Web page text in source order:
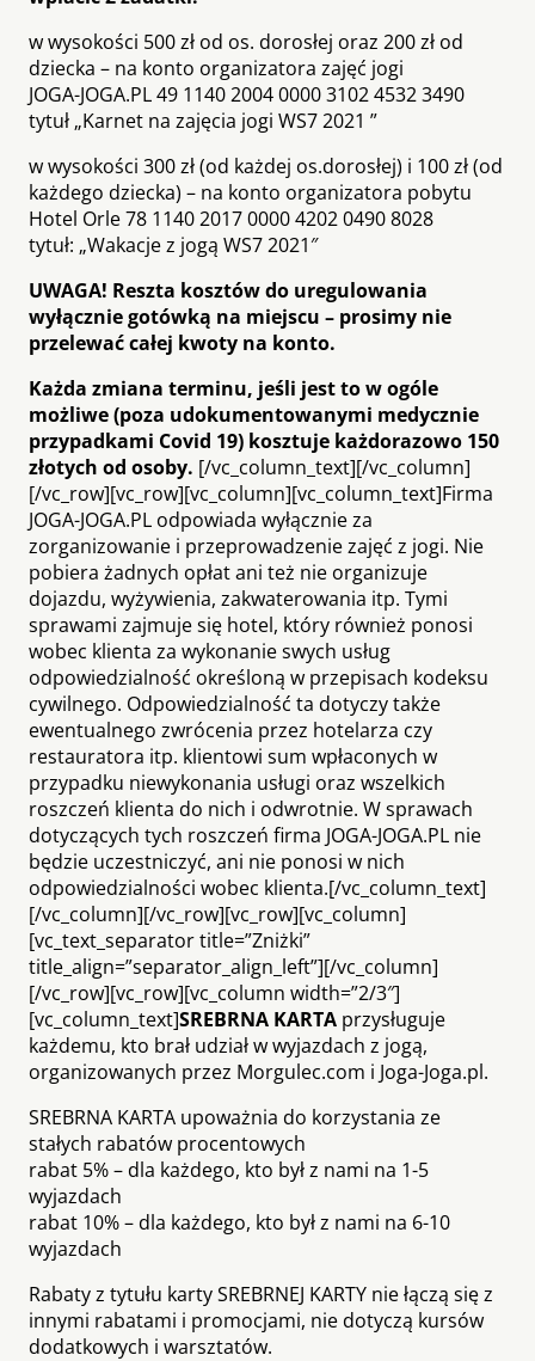
w wysokości 500 zł od os. dorosłej oraz 200 zł od
dziecka – na konto organizatora zajęć jogi
JOGA-JOGA.PL 49 1140 2004 0000 3102 4532 3490
tytuł „Karnet na zajęcia jogi WS7 2021 ”
w wysokości 300 zł (od każdej os.dorosłej) i 100 zł (od
każdego dziecka) – na konto organizatora pobytu
Hotel Orle 78 1140 2017 0000 4202 0490 8028
tytuł: „Wakacje z jogą WS7 2021″
UWAGA! Reszta kosztów do uregulowania
wyłącznie gotówką na miejscu – prosimy nie
przelewać całej kwoty na konto.
Każda zmiana terminu, jeśli jest to w ogóle
możliwe (poza udokumentowanymi medycznie
przypadkami Covid 19) kosztuje każdorazowo 150
złotych od osoby. [/vc_column_text][/vc_column]
[/vc_row][vc_row][vc_column][vc_column_text]Firma
JOGA-JOGA.PL odpowiada wyłącznie za
zorganizowanie i przeprowadzenie zajęć z jogi. Nie
pobiera żadnych opłat ani też nie organizuje
dojazdu, wyżywienia, zakwaterowania itp. Tymi
sprawami zajmuje się hotel, który również ponosi
wobec klienta za wykonanie swych usług
odpowiedzialność określoną w przepisach kodeksu
cywilnego. Odpowiedzialność ta dotyczy także
ewentualnego zwrócenia przez hotelarza czy
restauratora itp. klientowi sum wpłaconych w
przypadku niewykonania usługi oraz wszelkich
roszczeń klienta do nich i odwrotnie. W sprawach
dotyczących tych roszczeń firma JOGA-JOGA.PL nie
będzie uczestniczyć, ani nie ponosi w nich
odpowiedzialności wobec klienta.[/vc_column_text]
[/vc_column][/vc_row][vc_row][vc_column]
[vc_text_separator title=”Zniżki”
title_align=”separator_align_left”][/vc_column]
[/vc_row][vc_row][vc_column width=”2/3″]
[vc_column_text]SREBRNA KARTA przysługuje
każdemu, kto brał udział w wyjazdach z jogą,
organizowanych przez Morgulec.com i Joga-Joga.pl.
SREBRNA KARTA upoważnia do korzystania ze
stałych rabatów procentowych
rabat 5% – dla każdego, kto był z nami na 1-5
wyjazdach
rabat 10% – dla każdego, kto był z nami na 6-10
wyjazdach
Rabaty z tytułu karty SREBRNEJ KARTY nie łączą się z
innymi rabatami i promocjami, nie dotyczą kursów
dodatkowych i warsztatów.